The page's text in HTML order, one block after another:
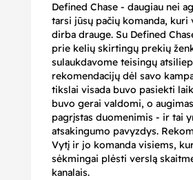
Defined Chase - daugiau nei
tarsi jūsų pačių komanda, kuri
dirba drauge. Su Defined
prie kelių skirtingų prekių
sulaukdavome teisingų
rekomendacijų dėl savo
tikslai visada buvo pasiekti
buvo gerai valdomi, o
pagrįstas duomenimis - ir tai
atsakingumo pavyzdys.
Vytį ir jo komanda visiems,
sėkmingai plėsti verslą
kanalais.